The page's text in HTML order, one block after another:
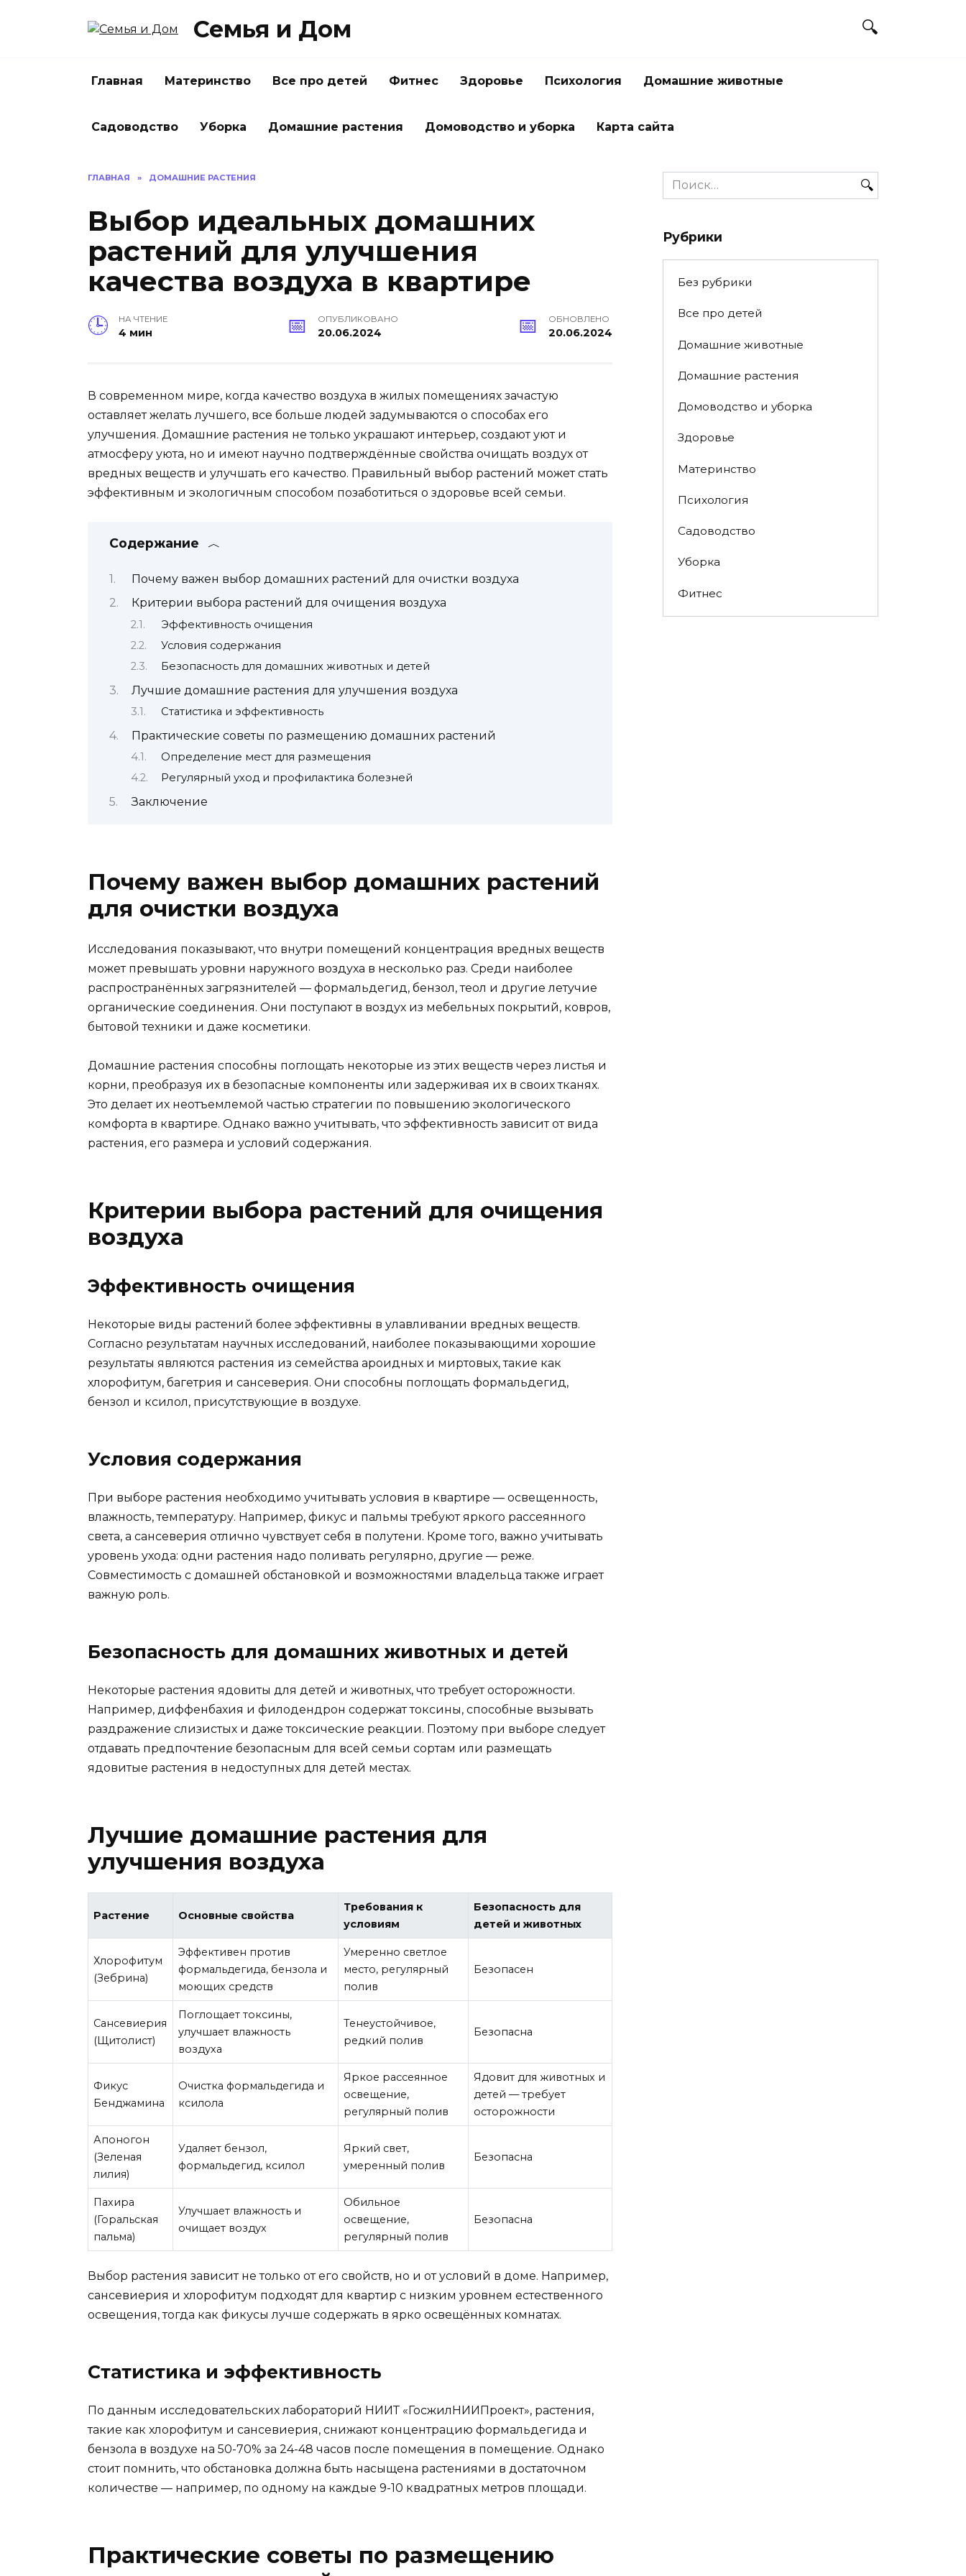
Семья и Дом
Главная Материнство Все про детей Фитнес Здоровье Психология Домашние животные
Садоводство Уборка Домашние растения Домоводство и уборка Карта сайта
ГЛАВНАЯ » ДОМАШНИЕ РАСТЕНИЯ
Выбор идеальных домашних
растений для улучшения
качества воздуха в квартире
НА ЧТЕНИЕ
4 мин
ОПУБЛИКОВАНО
20.06.2024
ОБНОВЛЕНО
20.06.2024
В современном мире, когда качество воздуха в жилых помещениях зачастую
оставляет желать лучшего, все больше людей задумываются о способах его
улучшения. Домашние растения не только украшают интерьер, создают уют и
атмосферу уюта, но и имеют научно подтверждённые свойства очищать воздух от
вредных веществ и улучшать его качество. Правильный выбор растений может стать
эффективным и экологичным способом позаботиться о здоровье всей семьи.
Содержание
Почему важен выбор домашних растений для очистки воздуха
Критерии выбора растений для очищения воздуха
Эффективность очищения
Условия содержания
Безопасность для домашних животных и детей
Лучшие домашние растения для улучшения воздуха
Статистика и эффективность
Практические советы по размещению домашних растений
Определение мест для размещения
Регулярный уход и профилактика болезней
Заключение
Почему важен выбор домашних растений
для очистки воздуха
Исследования показывают, что внутри помещений концентрация вредных веществ
может превышать уровни наружного воздуха в несколько раз. Среди наиболее
распространённых загрязнителей — формальдегид, бензол, теол и другие летучие
органические соединения. Они поступают в воздух из мебельных покрытий, ковров,
бытовой техники и даже косметики.
Домашние растения способны поглощать некоторые из этих веществ через листья и
корни, преобразуя их в безопасные компоненты или задерживая их в своих тканях.
Это делает их неотъемлемой частью стратегии по повышению экологического
комфорта в квартире. Однако важно учитывать, что эффективность зависит от вида
растения, его размера и условий содержания.
Критерии выбора растений для очищения
воздуха
Эффективность очищения
Некоторые виды растений более эффективны в улавливании вредных веществ.
Согласно результатам научных исследований, наиболее показывающими хорошие
результаты являются растения из семейства ароидных и миртовых, такие как
хлорофитум, багетрия и сансеверия. Они способны поглощать формальдегид,
бензол и ксилол, присутствующие в воздухе.
Условия содержания
При выборе растения необходимо учитывать условия в квартире — освещенность,
влажность, температуру. Например, фикус и пальмы требуют яркого рассеянного
света, а сансеверия отлично чувствует себя в полутени. Кроме того, важно учитывать
уровень ухода: одни растения надо поливать регулярно, другие — реже.
Совместимость с домашней обстановкой и возможностями владельца также играет
важную роль.
Безопасность для домашних животных и детей
Некоторые растения ядовиты для детей и животных, что требует осторожности.
Например, диффенбахия и филодендрон содержат токсины, способные вызывать
раздражение слизистых и даже токсические реакции. Поэтому при выборе следует
отдавать предпочтение безопасным для всей семьи сортам или размещать
ядовитые растения в недоступных для детей местах.
Лучшие домашние растения для
улучшения воздуха
Растение Основные свойства
Требования к
условиям
Безопасность для
детей и животных
Хлорофитум
(Зебрина)
Эффективен против
формальдегида, бензола и
моющих средств
Умеренно светлое
место, регулярный
полив
Безопасен
Сансевиерия
(Щитолист)
Поглощает токсины,
улучшает влажность
воздуха
Тенеустойчивое,
редкий полив
Безопасна
Фикус
Бенджамина
Очистка формальдегида и
ксилола
Яркое рассеянное
освещение,
регулярный полив
Ядовит для животных и
детей — требует
осторожности
Апоногон
(Зеленая
лилия)
Удаляет бензол,
формальдегид, ксилол
Яркий свет,
умеренный полив
Безопасна
Пахира
(Горальская
пальма)
Улучшает влажность и
очищает воздух
Обильное
освещение,
регулярный полив
Безопасна
Выбор растения зависит не только от его свойств, но и от условий в доме. Например,
сансевиерия и хлорофитум подходят для квартир с низким уровнем естественного
освещения, тогда как фикусы лучше содержать в ярко освещённых комнатах.
Статистика и эффективность
По данным исследовательских лабораторий НИИТ «ГосжилНИИПроект», растения,
такие как хлорофитум и сансевиерия, снижают концентрацию формальдегида и
бензола в воздухе на 50-70% за 24-48 часов после помещения в помещение. Однако
стоит помнить, что обстановка должна быть насыщена растениями в достаточном
количестве — например, по одному на каждые 9-10 квадратных метров площади.
Практические советы по размещению
Search
for:
Рубрики
Без рубрики
Все про детей
Домашние животные
Домашние растения
Домоводство и уборка
Здоровье
Материнство
Психология
Садоводство
Уборка
Фитнес